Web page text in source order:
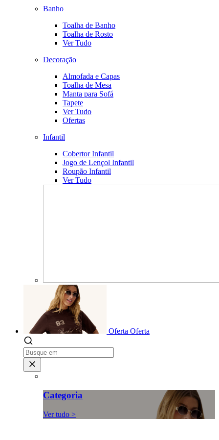
Banho
Toalha de Banho
Toalha de Rosto
Ver Tudo
Decoração
Almofada e Capas
Toalha de Mesa
Manta para Sofá
Tapete
Ver Tudo
Ofertas
Infantil
Cobertor Infantil
Jogo de Lençol Infantil
Roupão Infantil
Ver Tudo
Oferta Oferta
Categoria
Ver tudo >